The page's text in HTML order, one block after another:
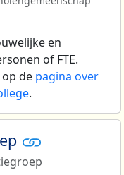
en
of FTE.
de pagina over
.